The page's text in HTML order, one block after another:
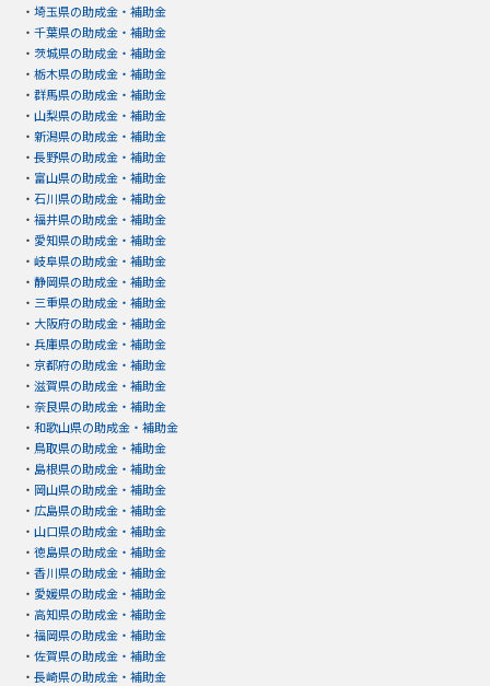
・ 埼玉県の助成金・補助金
・ 千葉県の助成金・補助金
・ 茨城県の助成金・補助金
・ 栃木県の助成金・補助金
・ 群馬県の助成金・補助金
・ 山梨県の助成金・補助金
・ 新潟県の助成金・補助金
・ 長野県の助成金・補助金
・ 富山県の助成金・補助金
・ 石川県の助成金・補助金
・ 福井県の助成金・補助金
・ 愛知県の助成金・補助金
・ 岐阜県の助成金・補助金
・ 静岡県の助成金・補助金
・ 三重県の助成金・補助金
・ 大阪府の助成金・補助金
・ 兵庫県の助成金・補助金
・ 京都府の助成金・補助金
・ 滋賀県の助成金・補助金
・ 奈良県の助成金・補助金
・ 和歌山県の助成金・補助金
・ 鳥取県の助成金・補助金
・ 島根県の助成金・補助金
・ 岡山県の助成金・補助金
・ 広島県の助成金・補助金
・ 山口県の助成金・補助金
・ 徳島県の助成金・補助金
・ 香川県の助成金・補助金
・ 愛媛県の助成金・補助金
・ 高知県の助成金・補助金
・ 福岡県の助成金・補助金
・ 佐賀県の助成金・補助金
・ 長崎県の助成金・補助金